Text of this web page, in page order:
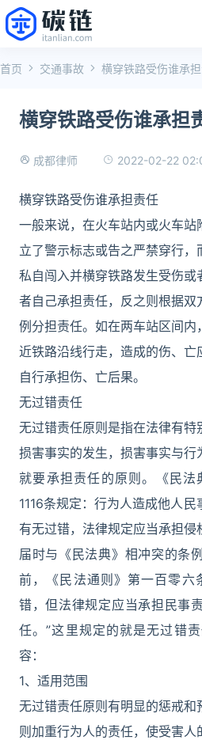
首页 交通事故 横穿铁路受伤谁承
横穿铁路受伤谁承担
成都律师 2022-02-22
横穿铁路受伤谁承担责任
一般来说，在火车站内或火车
立了警示标志或告之严禁穿行，
私自闯入并横穿铁路发生受伤或
者自己承担责任，反之则根据双
例分担责任。如在两车站区间
近铁路沿线行走，造成的伤、亡
自行承担伤、亡后果。
无过错责任
无过错责任原则是指在法律有特
损害事实的发生，损害事实与行
就要承担责任的原则。《民法
1116条规定：行为人造成他人
有无过错，法律规定应当承担侵
届时与《民法典》相冲突的条
前，《民法通则》第一百零六
错，但法律规定应当承担民事
任。”这里规定的就是无过错
容：
1、适用范围
无过错责任原则有明显的惩戒和
则加重行为人的责任，使受害